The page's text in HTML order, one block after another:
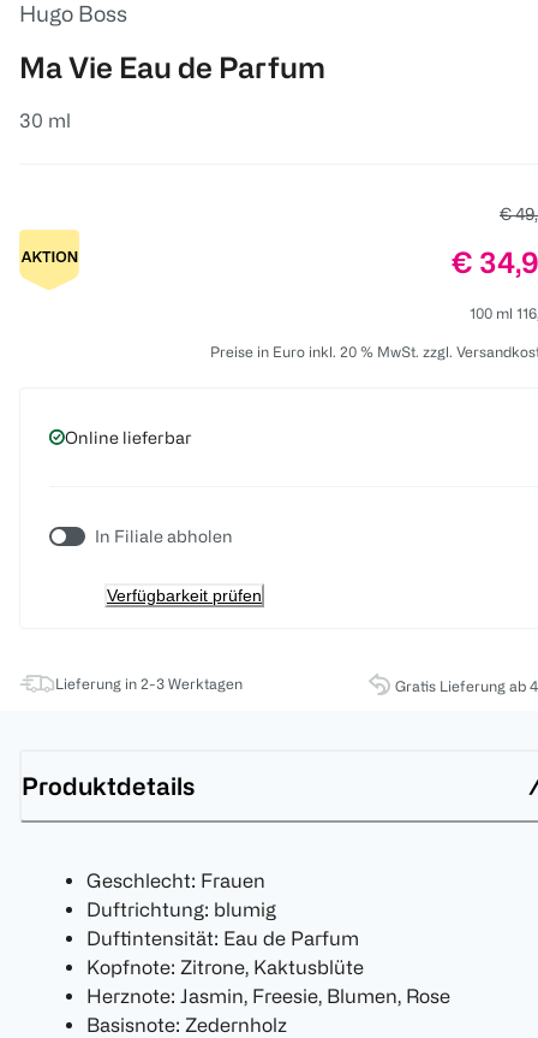
Hugo Boss
Ma Vie Eau de Parfum
30 ml
€
Preis:
€
100 ml
Preise in Euro inkl. 20 % MwSt. zzgl.
Online lieferbar
In Filiale abholen
Verfügbarkeit prüfen
Lieferung in 2-3 Werktagen Gratis Lieferung ab
Produktdetails
Geschlecht: Frauen
Duftrichtung: blumig
Duftintensität: Eau de Parfum
Kopfnote: Zitrone, Kaktusblüte
Herznote: Jasmin, Freesie, Blumen, Rose
Basisnote: Zedernholz